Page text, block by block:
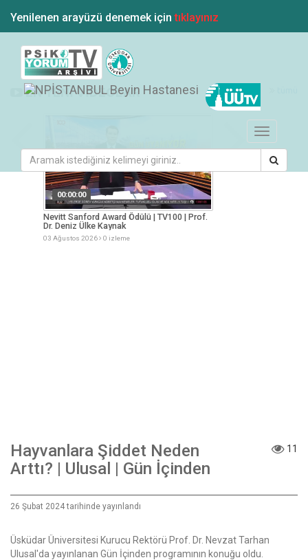
Yenilenen arayüzü denemek içintıklayınız
Toggle
navigation
EN YENİ VİDEOLAR
00:00:00
Nevitt Sanford Award Ödülü | TV100 | Prof.
Dr. Deniz Ülke Kaynak
03 Ağustos 2026 0 izleme
Hayvanlara Şiddet Neden
Arttı? | Ulusal | Gün İçinden
11
26 Şubat 2024 tarihinde yayınlandı
Üsküdar Üniversitesi Kurucu Rektörü Prof. Dr. Nevzat Tarhan
Ulusal'da yayınlanan Gün İçinden programının konuğu oldu.